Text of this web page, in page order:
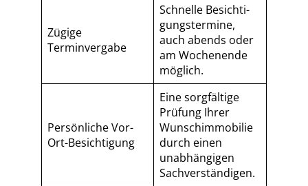
Zügige
Terminvergabe
Schnelle Be­sich­ti­
gungs­ter­mi­ne,
auch abends oder
am Wochenende
möglich.
Persönliche Vor-
Ort-Besichtigung
Eine sorgfältige
Prüfung Ihrer
Wunschimmobilie
durch einen
unabhängigen
Sach­ver­stän­di­gen.